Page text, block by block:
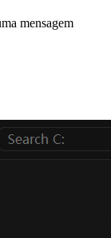
mensagem